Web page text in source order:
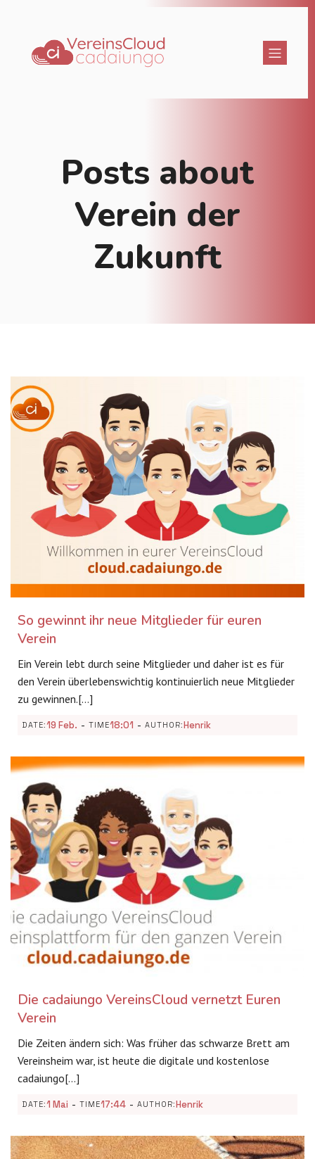
Posts about
Verein der
Zukunft
So gewinnt ihr neue Mitglieder für euren
Verein
Ein Verein lebt durch seine Mitglieder und daher ist es für
den Verein überlebenswichtig kontinuierlich neue Mitglieder
zu gewinnen.[…]
DATE:19 Feb. - TIME18:01 - AUTHOR:Henrik
Die cadaiungo VereinsCloud vernetzt Euren
Verein
Die Zeiten ändern sich: Was früher das schwarze Brett am
Vereinsheim war, ist heute die digitale und kostenlose
cadaiungo[…]
DATE:1 Mai - TIME17:44 - AUTHOR:Henrik